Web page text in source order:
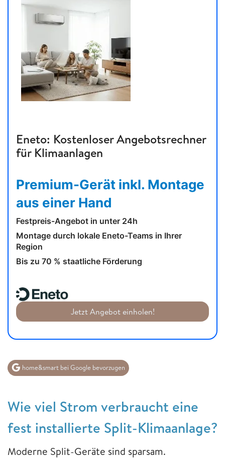
Eneto: Kostenloser Angebotsrechner
für Klimaanlagen
Premium-Gerät inkl. Montage
aus einer Hand
Festpreis-Angebot in unter 24h
Montage durch lokale Eneto-Teams in Ihrer
Region
Bis zu 70 % staatliche Förderung
Jetzt Angebot einholen!
home&smart bei Google bevorzugen
Wie viel Strom verbraucht eine
fest installierte Split-Klimaanlage?
Moderne Split-Geräte sind sparsam.